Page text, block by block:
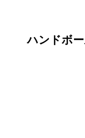
ハンドボ